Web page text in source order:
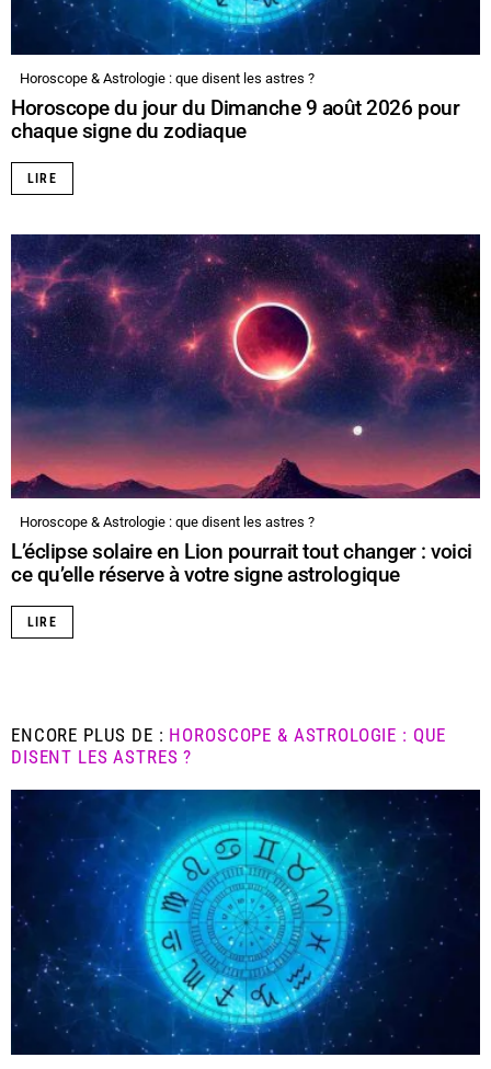
Horoscope & Astrologie : que disent les astres ?
Horoscope du jour du Dimanche 9 août 2026 pour
chaque signe du zodiaque
LIRE
Horoscope & Astrologie : que disent les astres ?
L’éclipse solaire en Lion pourrait tout changer : voici
ce qu’elle réserve à votre signe astrologique
LIRE
ENCORE PLUS DE : HOROSCOPE & ASTROLOGIE : QUE
DISENT LES ASTRES ?